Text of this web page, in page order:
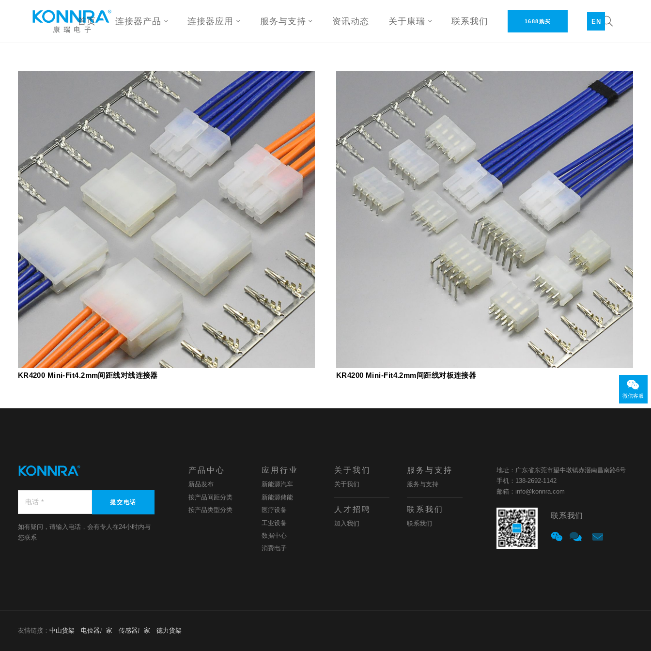
首页 连接器产品 连接器应用 服务与支持 资讯动态 关于康瑞 联系我们 1688购买 EN
KR4200 Mini-Fit4.2mm间距线对线连接器 KR4200 Mini-Fit4.2mm间距线对板连接器
提交电话
如有疑问，请输入电话，会有专人在24小时内与
您联系
产品中心
新品发布
按产品间距分类
按产品类型分类
应用行业
新能源汽车
新能源储能
医疗设备
工业设备
数据中心
消费电子
关于我们
关于我们
人才招聘
加入我们
微信客服
服务与支持
服务与支持
联系我们
联系我们
地址：广东省东莞市望牛墩镇赤滘南昌南路6号
手机：138-2692-1142
邮箱：info@konnra.com
联系我们
友情链接： 中山货架 电位器厂家 传感器厂家 德力货架